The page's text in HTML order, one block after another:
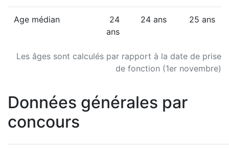
Les âges sont calculés par rapport à la date de prise
de fonction (1er novembre)
Age médian
24
ans
24 ans 25 ans
Données générales par
concours